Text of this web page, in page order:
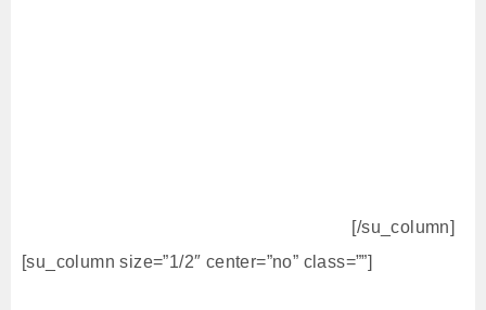
[/su_column]
[su_column size=”1/2″ center=”no” class=””]